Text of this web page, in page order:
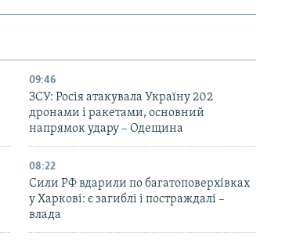
09:46
ЗСУ: Росія атакувала Україну 202
дронами і ракетами, основний
напрямок удару – Одещина
08:22
Сили РФ вдарили по багатоповерхівках
у Харкові: є загиблі і постраждалі –
влада